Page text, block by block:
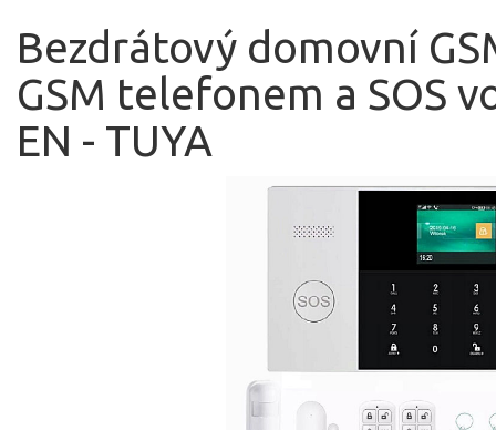
Bezdrátový domovní
GSM telefonem a SOS
EN - TUYA